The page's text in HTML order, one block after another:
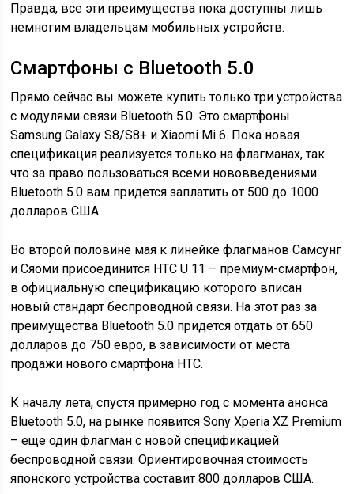
Правда, все эти преимущества пока доступны лишь
немногим владельцам мобильных устройств.
Смартфоны с Bluetooth 5.0
Прямо сейчас вы можете купить только три устройства
с модулями связи Bluetooth 5.0. Это смартфоны
Samsung Galaxy S8/S8+ и Xiaomi Mi 6. Пока новая
спецификация реализуется только на флагманах, так
что за право пользоваться всеми нововведениями
Bluetooth 5.0 вам придется заплатить от 500 до 1000
долларов США.
Во второй половине мая к линейке флагманов Самсунг
и Сяоми присоединится HTC U 11 – премиум-смартфон,
в официальную спецификацию которого вписан
новый стандарт беспроводной связи. На этот раз за
преимущества Bluetooth 5.0 придется отдать от 650
долларов до 750 евро, в зависимости от места
продажи нового смартфона HTC.
К началу лета, спустя примерно год с момента анонса
Bluetooth 5.0, на рынке появится Sony Xperia XZ Premium
– еще один флагман с новой спецификацией
беспроводной связи. Ориентировочная стоимость
японского устройства составит 800 долларов США.